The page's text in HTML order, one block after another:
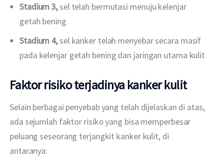
Stadium 3,sel telah bermutasi menuju kelenjar
getah bening
Stadium 4,sel kanker telah menyebar secara masif
pada kelenjar getah bening dan jaringan utama kulit
Faktor risiko terjadinya kanker kulit
Selain berbagai penyebab yang telah dijelaskan di atas,
ada sejumlah faktor risiko yang bisa memperbesar
peluang seseorang terjangkit kanker kulit, di
antaranya: